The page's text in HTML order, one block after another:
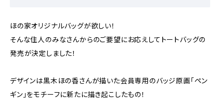
ほの家オリジナルバッグが欲しい！
そんな住人のみなさんからのご要望にお応えしてトートバッグの
発売が決定しました！
デザインは黒木ほの香さんが描いた会員専用のバッジ原画「ペン
ギン」をモチーフに新たに描き起こしたもの！